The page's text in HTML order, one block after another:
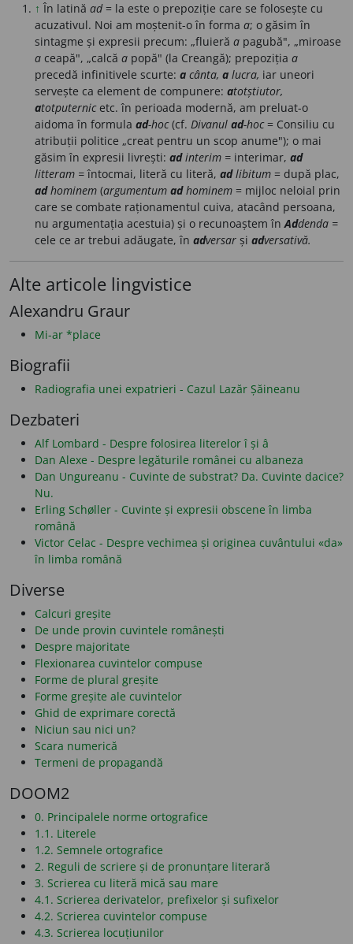
↑ În latină ad= la este o prepoziție care se folosește cu
acuzativul. Noi am moștenit-o în forma a; o găsim în
sintagme și expresii precum: „fluieră a pagubă", „miroase
a ceapă", „calcă a popă" (la Creangă); prepoziția a
precedă infinitivele scurte: a cânta, a lucra, iar uneori
servește ca element de compunere: atotștiutor,
atotputernicetc. în perioada modernă, am preluat-o
aidoma în formula ad-hoc(cf. Divanul ad-hoc= Consiliu cu
atribuții politice „creat pentru un scop anume"); o mai
găsim în expresii livrești: adinterim = interimar, ad
litteram =întocmai, literă cu literă, adlibitum = după plac,
adhominem (argumentum adhominem = mijloc neloial prin
care se combate raționamentul cuiva, atacând persoana,
nu argumentația acestuia) și o recunoaștem înAddenda =
cele ce ar trebui adăugate, în adversar și adversativă.
Alte articole lingvistice
Alexandru Graur
Mi-ar *place
Biografii
Radiografia unei expatrieri - Cazul Lazăr Șăineanu
Dezbateri
Alf Lombard - Despre folosirea literelor î și â
Dan Alexe - Despre legăturile românei cu albaneza
Dan Ungureanu - Cuvinte de substrat? Da. Cuvinte dacice?
Nu.
Erling Schøller - Cuvinte și expresii obscene în limba
română
Victor Celac - Despre vechimea și originea cuvântului «da»
în limba română
Diverse
Calcuri greșite
De unde provin cuvintele românești
Despre majoritate
Flexionarea cuvintelor compuse
Forme de plural greșite
Forme greșite ale cuvintelor
Ghid de exprimare corectă
Niciun sau nici un?
Scara numerică
Termeni de propagandă
DOOM2
0. Principalele norme ortografice
1.1. Literele
1.2. Semnele ortografice
2. Reguli de scriere și de pronunțare literară
3. Scrierea cu literă mică sau mare
4.1. Scrierea derivatelor, prefixelor și sufixelor
4.2. Scrierea cuvintelor compuse
4.3. Scrierea locuțiunilor